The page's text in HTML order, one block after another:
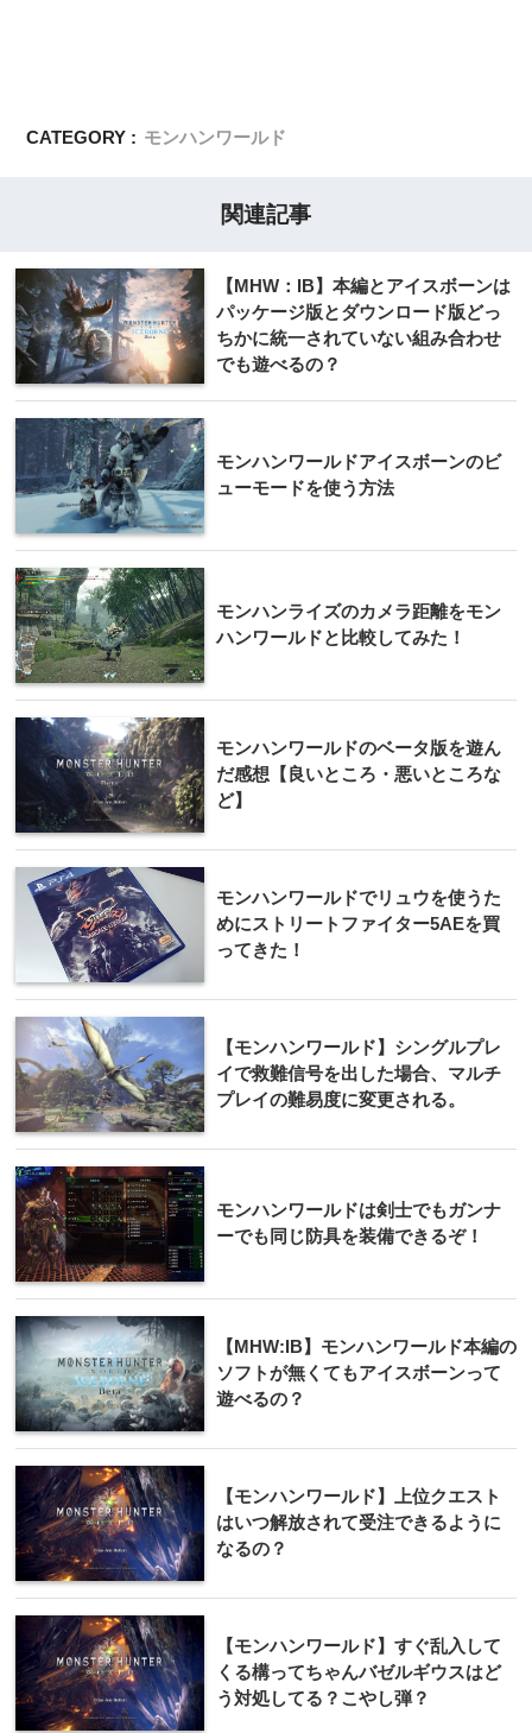
CATEGORY : モンハンワールド
関連記事
【MHW：IB】本編とアイスボーンは
パッケージ版とダウンロード版どっ
ちかに統一されていない組み合わせ
でも遊べるの？
モンハンワールドアイスボーンのビ
ューモードを使う方法
モンハンライズのカメラ距離をモン
ハンワールドと比較してみた！
モンハンワールドのベータ版を遊ん
だ感想【良いところ・悪いところな
ど】
モンハンワールドでリュウを使うた
めにストリートファイター5AEを買
ってきた！
【モンハンワールド】シングルプレ
イで救難信号を出した場合、マルチ
プレイの難易度に変更される。
モンハンワールドは剣士でもガンナ
ーでも同じ防具を装備できるぞ！
【MHW:IB】モンハンワールド本編の
ソフトが無くてもアイスボーンって
遊べるの？
【モンハンワールド】上位クエスト
はいつ解放されて受注できるように
なるの？
【モンハンワールド】すぐ乱入して
くる構ってちゃんバゼルギウスはど
う対処してる？こやし弾？